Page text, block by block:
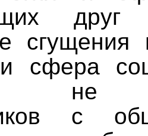
сфера
не
с